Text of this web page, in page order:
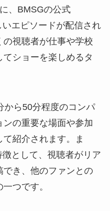
、BMSGの公式
エピソードが配信され
の視聴者が仕事や学校
ショーを楽しめるタ
から50分程度のコンパ
の重要な場面や参加
紹介されます。ま
として、視聴者がリア
き、他のファンとの
つです。